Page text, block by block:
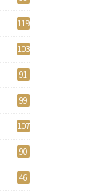
119
103
91
99
107
90
46